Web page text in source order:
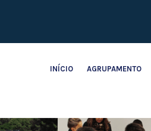
INÍCIO AGRUPAMENTO